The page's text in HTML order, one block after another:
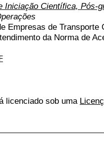
Iniciação Científica, Pós-
Empresas de
da Norma de
licenciado sob uma